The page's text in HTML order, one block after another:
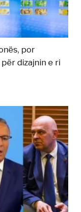
por
dizajnin e ri